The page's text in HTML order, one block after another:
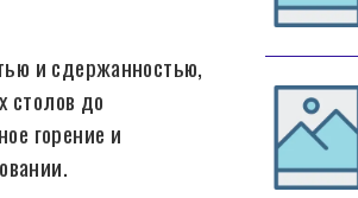
и сдержанностью,
столов до
горение и